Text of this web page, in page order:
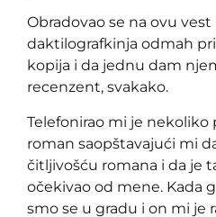
Obradovao se na ovu
daktilografkinja odmah
kopija i da jednu dam
recenzent, svakako.
Telefonirao mi je
roman saopštavajući mi
čitljivošću romana i da je
očekivao od mene. Kada
smo se u gradu i on mi je